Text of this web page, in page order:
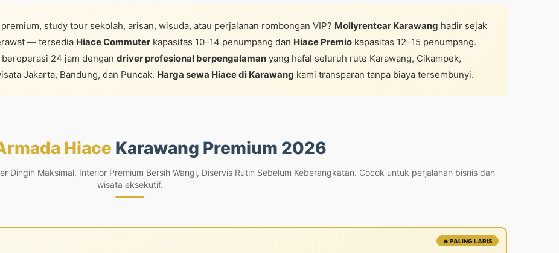
study tour sekolah, arisan, wisuda, atau perjalanan rombongan VIP? Mollyrentcar Karawang hadir sejak
— tersedia Hiace Commuterkapasitas 10–14 penumpang dan Hiace Premiokapasitas 12–15 penumpang.
beroperasi 24 jam dengan driver profesional berpengalaman yang hafal seluruh rute Karawang, Cikampek,
Jakarta, Bandung, dan Puncak. Harga sewa Hiace di Karawang kami transparan tanpa biaya tersembunyi.
Hiace Karawang Premium 2026
Maksimal, Interior Premium Bersih Wangi, Diservis Rutin Sebelum Keberangkatan. Cocok untuk perjalanan bisnis dan
wisata eksekutif.
🔥 PALING LARIS